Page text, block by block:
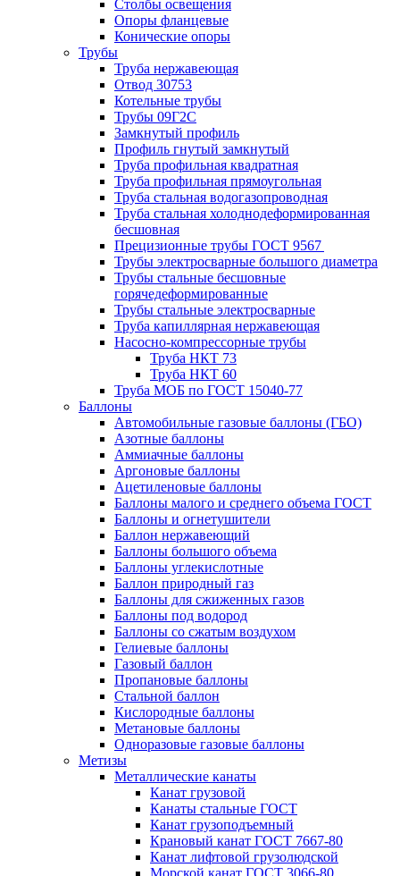
Столбы освещения
Опоры фланцевые
Конические опоры
Трубы
Труба нержавеющая
Отвод 30753
Котельные трубы
Трубы 09Г2С
Замкнутый профиль
Профиль гнутый замкнутый
Труба профильная квадратная
Труба профильная прямоугольная
Труба стальная водогазопроводная
Труба стальная холоднодеформированная
бесшовная
Прецизионные трубы ГОСТ 9567
Трубы электросварные большого диаметра
Трубы стальные бесшовные
горячедеформированные
Трубы стальные электросварные
Труба капиллярная нержавеющая
Насосно-компрессорные трубы
Труба НКТ 73
Труба НКТ 60
Труба МОБ по ГОСТ 15040-77
Баллоны
Автомобильные газовые баллоны (ГБО)
Азотные баллоны
Аммиачные баллоны
Аргоновые баллоны
Ацетиленовые баллоны
Баллоны малого и среднего объема ГОСТ
Баллоны и огнетушители
Баллон нержавеющий
Баллоны большого объема
Баллоны углекислотные
Баллон природный газ
Баллоны для сжиженных газов
Баллоны под водород
Баллоны со сжатым воздухом
Гелиевые баллоны
Газовый баллон
Пропановые баллоны
Стальной баллон
Кислородные баллоны
Метановые баллоны
Одноразовые газовые баллоны
Метизы
Металлические канаты
Канат грузовой
Канаты стальные ГОСТ
Канат грузоподъемный
Крановый канат ГОСТ 7667-80
Канат лифтовой грузолюдской
Морской канат ГОСТ 3066-80